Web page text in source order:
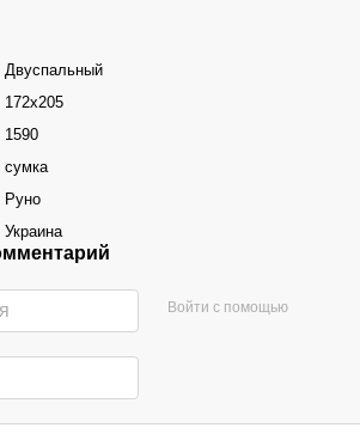
Двуспальный
172x205
1590
сумка
Руно
Украина
Войти с помощью